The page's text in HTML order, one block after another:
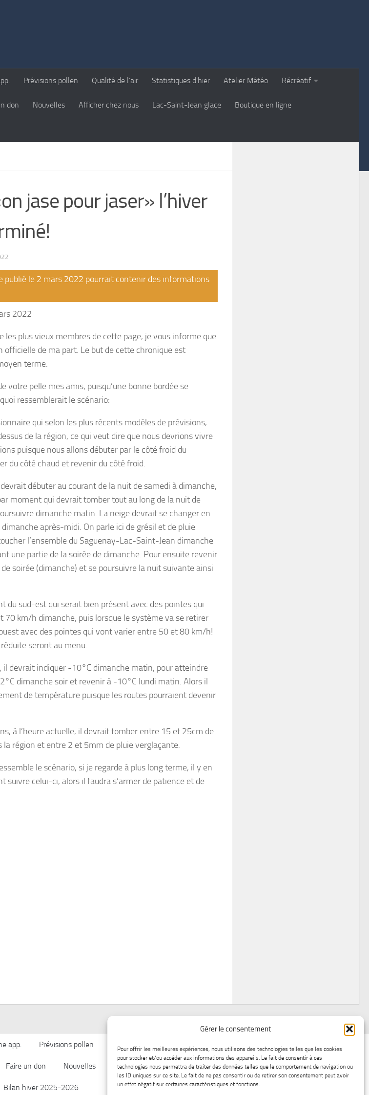
Gérer le consentement
Pour offrir les meilleures expériences, nous utilisons des technologies telles que les cookies
pour stocker et/ou accéder aux informations des appareils. Le fait de consentir à ces
technologies nous permettra de traiter des données telles que le comportement de navigation ou
les ID uniques sur ce site. Le fait de ne pas consentir ou de retirer son consentement peut avoir
un effet négatif sur certaines caractéristiques et fonctions.
Prévisions pollen Qualité de l’air Statistiques d’hier Atelier Météo Récréatif
don Nouvelles Afficher chez nous Lac-Saint-Jean glace Boutique en ligne
jase pour jaser» l’hiver
publié le 2 mars 2022 pourrait contenir des informations
2022
les plus vieux membres de cette page, je vous informe que
officielle de ma part. Le but de cette chronique est
terme.
votre pelle mes amis, puisqu’une bonne bordée se
ressemblerait le scénario:
qui selon les plus récents modèles de prévisions,
de la région, ce qui veut dire que nous devrions vivre
puisque nous allons débuter par le côté froid du
du côté chaud et revenir du côté froid.
débuter au courant de la nuit de samedi à dimanche,
moment qui devrait tomber tout au long de la nuit de
dimanche matin. La neige devrait se changer en
après-midi. On parle ici de grésil et de pluie
l’ensemble du Saguenay-Lac-Saint-Jean dimanche
une partie de la soirée de dimanche. Pour ensuite revenir
soirée (dimanche) et se poursuivre la nuit suivante ainsi
du sud-est qui serait bien présent avec des pointes qui
70 km/h dimanche, puis lorsque le système va se retirer
avec des pointes qui vont varier entre 50 et 80 km/h!
seront au menu.
il devrait indiquer -10°C dimanche matin, pour atteindre
dimanche soir et revenir à -10°C lundi matin. Alors il
de température puisque les routes pourraient devenir
à l’heure actuelle, il devrait tomber entre 15 et 25cm de
la région et entre 2 et 5mm de pluie verglaçante.
le scénario, si je regarde à plus long terme, il y en
suivre celui-ci, alors il faudra s’armer de patience et de
app. Prévisions pollen
Faire un don Nouvelles Afficher chez nous Lac-Saint-Jean glace Boutique en ligne
Bilan hiver 2025-2026